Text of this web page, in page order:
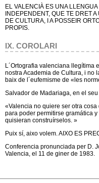
EL VALENCIÀ ES UNA LLENGUA
INDEPENDENT, QUE TE DRET
DE CULTURA, I A POSSEIR
PROPIS.
IX. COROLARI
L´Ortografia valenciana llegítima
nostra Academia de Cultura, i no
baix de l´eufemisme de «les
Salvador de Madariaga, en el
«Valencia no quiere ser otra
para poder permitirse gramática
quisieran construírselos. »
Puix sí, aixo volem. AIXO ES
Conferencia pronunciada per D.
Valencia, el 11 de giner de 1983.